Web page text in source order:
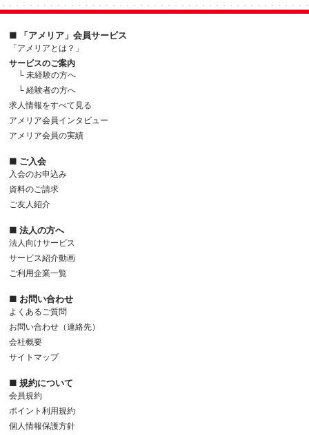
■ 「アメリア」会員サービス
「アメリアとは？」
サービスのご案内
└ 未経験の方へ
└ 経験者の方へ
求人情報をすべて見る
アメリア会員インタビュー
アメリア会員の実績
■ ご入会
入会のお申込み
資料のご請求
ご友人紹介
■ 法人の方へ
法人向けサービス
サービス紹介動画
ご利用企業一覧
■ お問い合わせ
よくあるご質問
お問い合わせ（連絡先）
会社概要
サイトマップ
■ 規約について
会員規約
ポイント利用規約
個人情報保護方針